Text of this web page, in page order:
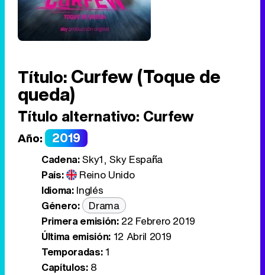
Título:Curfew (Toque de
queda)
Título alternativo: Curfew
Año: 2019
Cadena:Sky1, Sky España
País:
Reino Unido
Idioma: Inglés
Género:
Drama
Primera emisión:22 Febrero 2019
Última emisión:12 Abril 2019
Temporadas:1
Capítulos:8